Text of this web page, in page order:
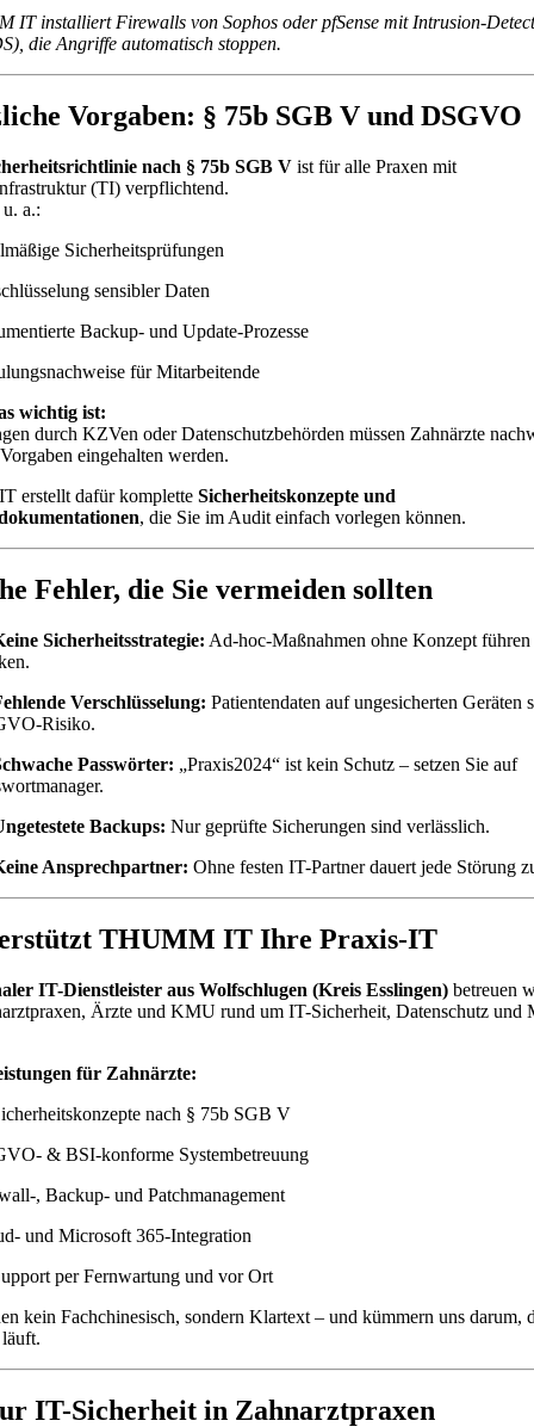
IT installiert Firewalls von Sophos oder pfSense mit Intrusion-
die Angriffe automatisch stoppen.
Vorgaben: § 75b SGB V und DSGVO
nach § 75b SGB V ist für alle Praxen mit
(TI) verpflichtend.
a.:
Sicherheitsprüfungen
sensibler Daten
Backup- und Update-Prozesse
für Mitarbeitende
wichtig ist:
durch KZVen oder Datenschutzbehörden müssen Zahnärzte
eingehalten werden.
erstellt dafür komplette Sicherheitskonzepte und
, die Sie im Audit einfach vorlegen können.
Fehler, die Sie vermeiden sollten
Sicherheitsstrategie: Ad-hoc-Maßnahmen ohne Konzept führen
Verschlüsselung: Patientendaten auf ungesicherten Geräten
Risiko.
Passwörter: „Praxis2024“ ist kein Schutz – setzen Sie auf
Backups: Nur geprüfte Sicherungen sind verlässlich.
Ansprechpartner: Ohne festen IT-Partner dauert jede Störung
THUMM IT Ihre Praxis-IT
IT-Dienstleister aus Wolfschlugen (Kreis Esslingen) betreuen
Ärzte und KMU rund um IT-Sicherheit, Datenschutz und
für Zahnärzte:
nach § 75b SGB V
& BSI-konforme Systembetreuung
, Backup- und Patchmanagement
und Microsoft 365-Integration
per Fernwartung und vor Ort
kein Fachchinesisch, sondern Klartext – und kümmern uns darum,
IT-Sicherheit in Zahnarztpraxen